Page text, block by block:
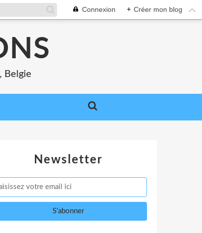
Connexion + Créer mon blog
Belgie
Newsletter